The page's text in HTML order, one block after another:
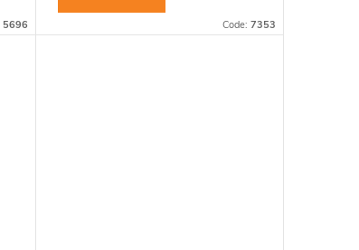
5696 Code: 7353